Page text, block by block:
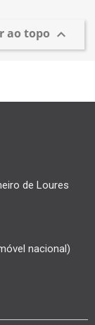
ao topo 
de Loures
nacional)